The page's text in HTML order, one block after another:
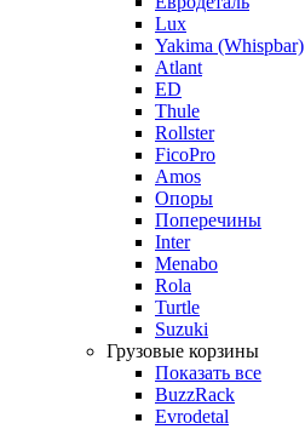
Lux
Yakima (Whispbar)
Atlant
ED
Thule
Rollster
FicoPro
Amos
Опоры
Поперечины
Inter
Menabo
Rola
Turtle
Suzuki
Грузовые корзины
Показать все
BuzzRack
Evrodetal